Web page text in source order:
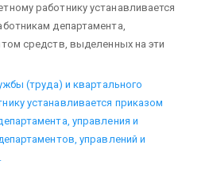
работнику устанавливается
департамента,
средств, выделенных на эти
(труда) и квартального
устанавливается приказом
управления и
управлений и